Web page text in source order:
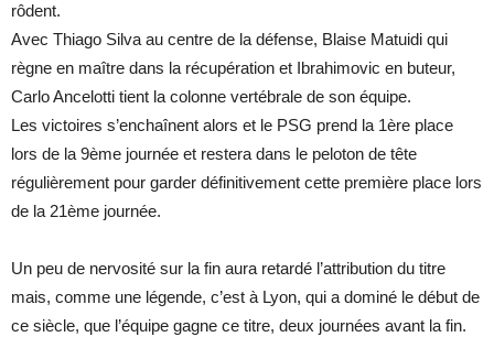
rôdent.
Avec Thiago Silva au centre de la défense, Blaise Matuidi qui
règne en maître dans la récupération et Ibrahimovic en buteur,
Carlo Ancelotti tient la colonne vertébrale de son équipe.
Les victoires s’enchaînent alors et le PSG prend la 1ère place
lors de la 9ème journée et restera dans le peloton de tête
régulièrement pour garder définitivement cette première place lors
de la 21ème journée.
Un peu de nervosité sur la fin aura retardé l’attribution du titre
mais, comme une légende, c’est à Lyon, qui a dominé le début de
ce siècle, que l’équipe gagne ce titre, deux journées avant la fin.